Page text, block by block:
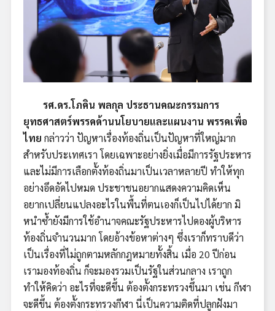
รศ.ดร.โภคิน พลกุล ประธานคณะกรรมการ
ยุทธศาสตร์พรรคด้านนโยบายและแผนงาน พรรคเพื่อ
ไทย กล่าวว่า ปัญหาเรื่องท้องถิ่นเป็นปัญหาที่ใหญ่มาก
สำหรับประเทศเรา โดยเฉพาะอย่างยิ่งเมื่อมีการรัฐประหาร
และไม่มีการเลือกตั้งท้องถิ่นมาเป็นเวลาหลายปี ทำให้ทุก
อย่างอึดอัดไปหมด ประชาชนอยากแสดงความคิดเห็น
อยากเปลี่ยนแปลงอะไรในพื้นที่ตนเองก็เป็นไปได้ยาก มิ
หนำซ้ำยังมีการใช้อำนาจคณะรัฐประหารไปดองผู้บริหาร
ท้องถิ่นจำนวนมาก โดยอ้างข้อหาต่างๆ ซึ่งเราก็ทราบดีว่า
เป็นเรื่องที่ไม่ถูกตามหลักกฎหมายทั้งสิ้น เมื่อ 20 ปีก่อน
เรามองท้องถิ่น ก็จะมองรวมเป็นรัฐในส่วนกลาง เราถูก
ทำให้คิดว่า อะไรที่จะดีขึ้น ต้องตั้งกระทรวงขึ้นมา เช่น กีฬา
จะดีขึ้น ต้องตั้งกระทรวงกีฬา นี่เป็นความติดที่ปลูกฝังมา